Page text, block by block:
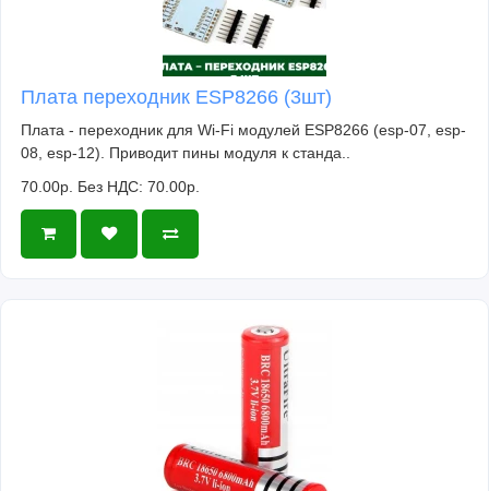
Плата переходник ESP8266 (3шт)
Плата - переходник для Wi-Fi модулей ESP8266 (esp-07, esp-
08, esp-12). Приводит пины модуля к станда..
70.00р. Без НДС: 70.00р.